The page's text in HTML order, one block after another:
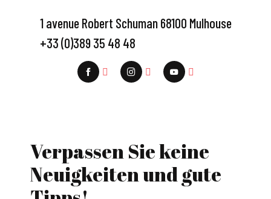
1 avenue Robert Schuman 68100 Mulhouse
+33 (0)389 35 48 48
Verpassen Sie keine
Neuigkeiten und gute